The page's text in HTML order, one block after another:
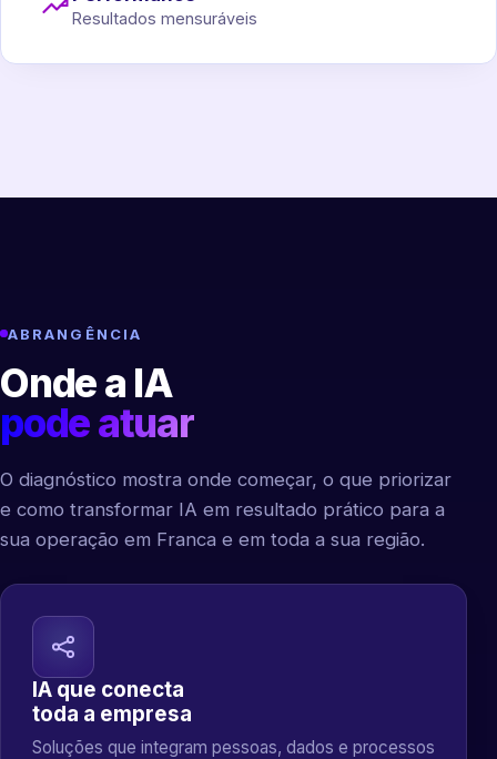
Resultados mensuráveis
ABRANGÊNCIA
Onde a IA
pode atuar
O diagnóstico mostra onde começar, o que priorizar
e como transformar IA em resultado prático para a
sua operação em Franca e em toda a sua região.
IA que conecta
toda a empresa
Soluções que integram pessoas, dados e processos